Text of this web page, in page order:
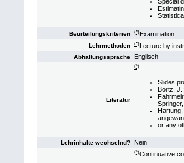
Beurteilungskriterien (*)Examination
Lehrmethoden (*)Lecture by
Abhaltungssprache Englisch
Literatur
(*)
Slides
Bortz,
or any
Lehrinhalte wechselnd? Nein
(*)Continuative